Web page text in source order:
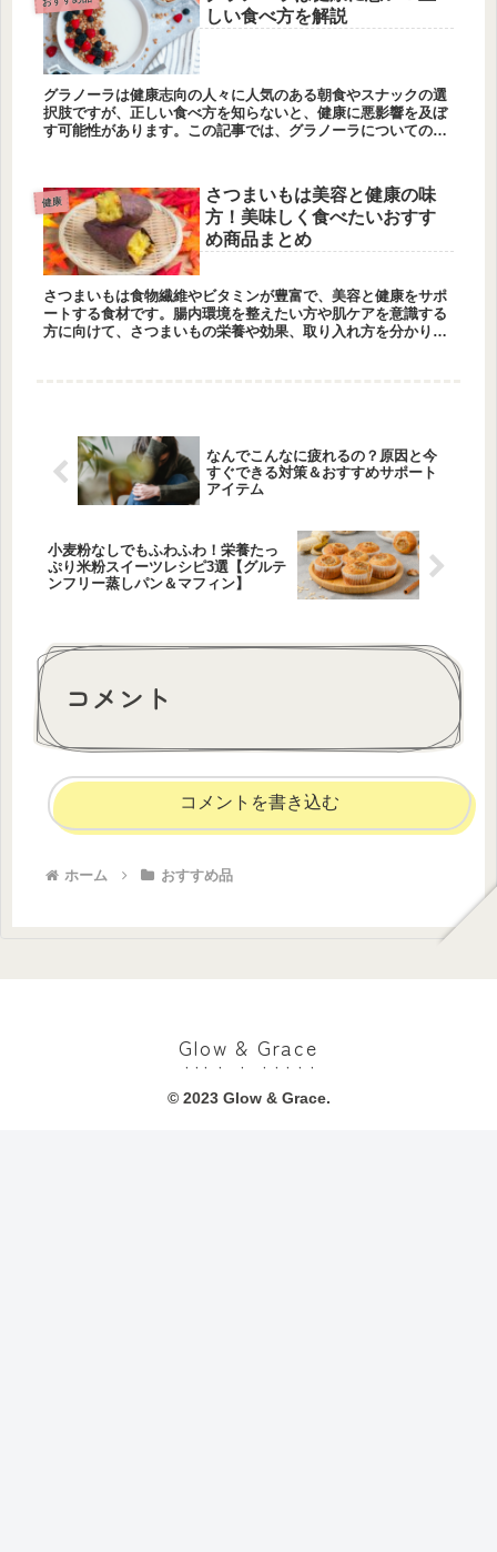
しい食べ方を解説
グラノーラは健康志向の人々に人気のある朝食やスナックの選
択肢ですが、正しい食べ方を知らないと、健康に悪影響を及ぼ
す可能性があります。この記事では、グラノーラについての真
健康
さつまいもは美容と健康の味
方！美味しく食べたいおすす
め商品まとめ
さつまいもは食物繊維やビタミンが豊富で、美容と健康をサポ
ートする食材です。腸内環境を整えたい方や肌ケアを意識する
方に向けて、さつまいもの栄養や効果、取り入れ方を分かりや
なんでこんなに疲れるの？原因と今
すぐできる対策＆おすすめサポート
アイテム
小麦粉なしでもふわふわ！栄養たっ
ぷり米粉スイーツレシピ3選【グルテ
ンフリー蒸しパン＆マフィン】
コメント
コメントを書き込む
ホーム おすすめ品
Glow & Grace
© 2023 Glow & Grace.